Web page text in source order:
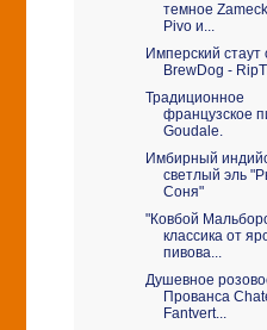
темное
Pivo и...
Имперский стаут
BrewDog -
Традиционное
французское
Goudale.
Имбирный
светлый эль
Соня"
"Ковбой
классика от
пивова...
Душевное
Прованса
Fantvert...